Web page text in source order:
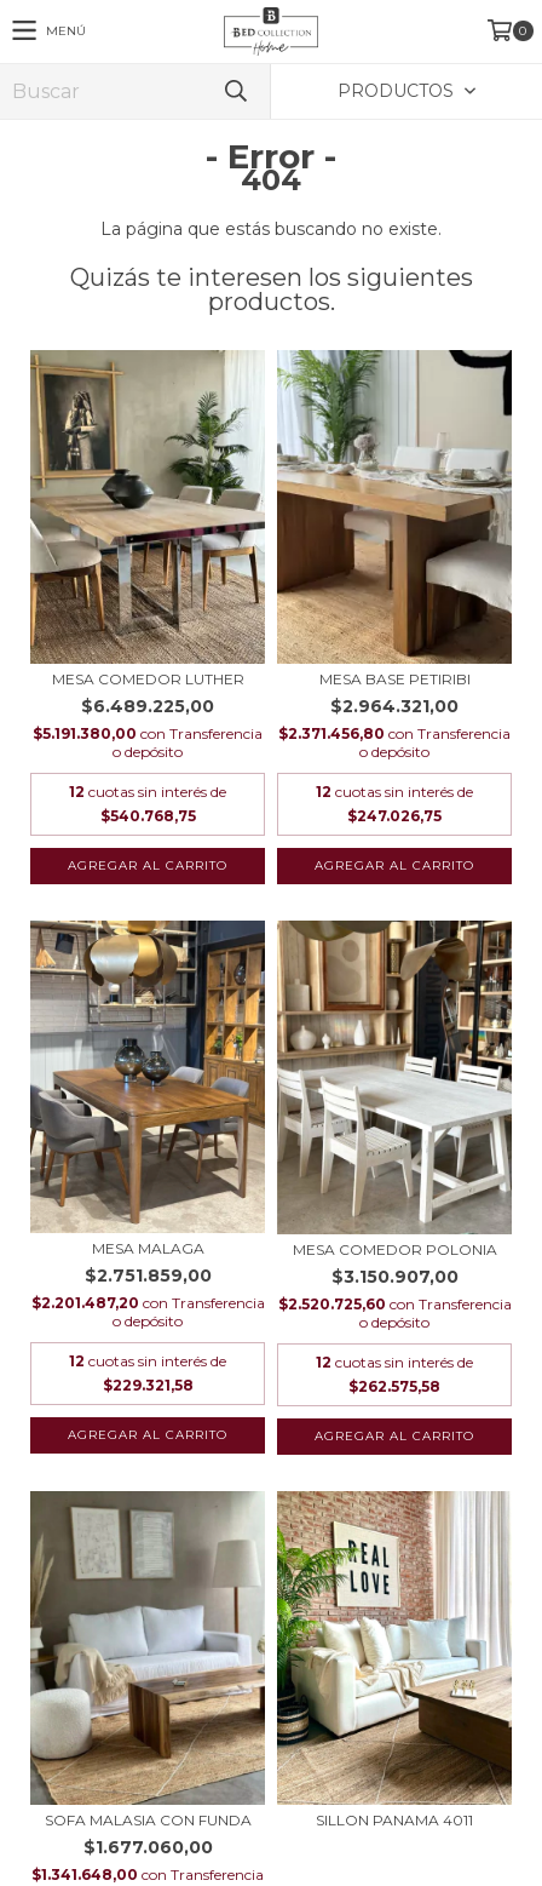
MENÚ 0
PRODUCTOS
- Error -
404
La página que estás buscando no existe.
Quizás te interesen los siguientes
productos.
MESA COMEDOR LUTHER
$6.489.225,00
$5.191.380,00 con Transferencia
o depósito
12 cuotas sin interés de
$540.768,75
AGREGAR AL CARRITO
MESA BASE PETIRIBI
$2.964.321,00
$2.371.456,80 con Transferencia
o depósito
12 cuotas sin interés de
$247.026,75
AGREGAR AL CARRITO
MESA MALAGA
$2.751.859,00
$2.201.487,20 con Transferencia
o depósito
12 cuotas sin interés de
$229.321,58
AGREGAR AL CARRITO
MESA COMEDOR POLONIA
$3.150.907,00
$2.520.725,60 con Transferencia
o depósito
12 cuotas sin interés de
$262.575,58
SOFA MALASIA CON FUNDA
$1.677.060,00
$1.341.648,00 con Transferencia
SILLON PANAMA 4011